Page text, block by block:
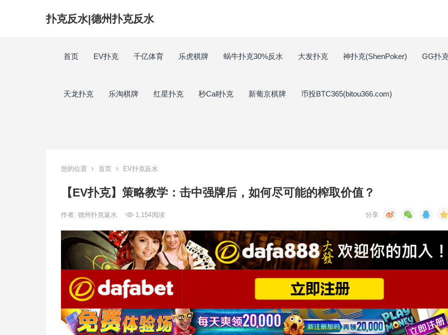
扑克反水|德州扑克反水
首页 EV扑克 千亿体育 乐虎棋牌 蜗牛扑克30%反水 大发扑克 神扑克(ShenPoker) GG扑
天龙扑克 乐淘棋牌 红星扑克 秒Call扑克 新葡京棋牌 币投BTC365(bitou366.com)
您的位置 首页 EV扑克反水
【EV扑克】策略教学：击中强牌后，如何尽可能的榨取价值？
作者: 德州扑克返水 1,154阅读